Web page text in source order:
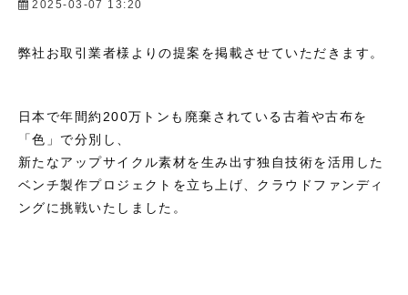
2025-03-07 13:20
弊社お取引業者様よりの提案を掲載させていただきます。
日本で年間約200万トンも廃棄されている古着や古布を
「色」で分別し、
新たなアップサイクル素材を生み出す独自技術を活用した
ベンチ製作プロジェクトを立ち上げ、クラウドファンディ
ングに挑戦いたしました。